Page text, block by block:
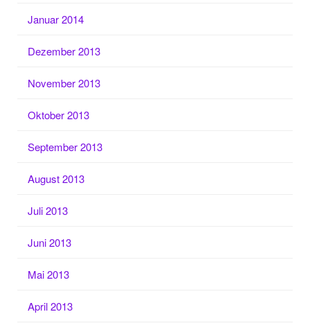
Januar 2014
Dezember 2013
November 2013
Oktober 2013
September 2013
August 2013
Juli 2013
Juni 2013
Mai 2013
April 2013